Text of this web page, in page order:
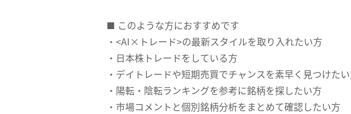
■ このような方におすすめです
・<AI×トレード>の最新スタイルを取り入れたい方
・日本株トレードをしている方
・デイトレードや短期売買でチャンスを素早く見つけた
・陽転・陰転ランキングを参考に銘柄を探したい方
・市場コメントと個別銘柄分析をまとめて確認したい方